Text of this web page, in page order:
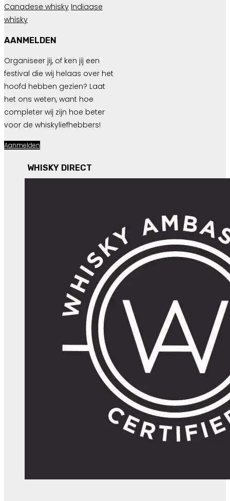
Canadese whisky Indiaase
whisky
AANMELDEN
Organiseer jij, of ken jij een
festival die wij helaas over het
hoofd hebben gezien? Laat
het ons weten, want hoe
completer wij zijn hoe beter
voor de whiskyliefhebbers!
Aanmelden
WHISKY DIRECT